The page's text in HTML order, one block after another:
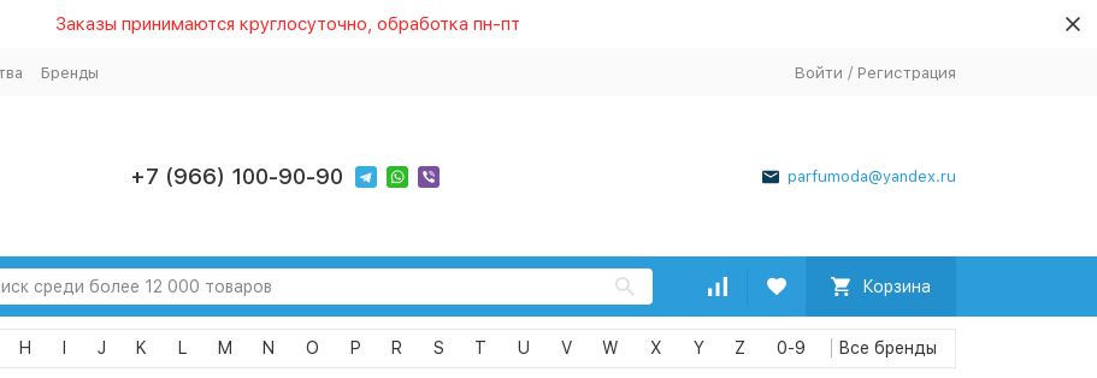
Заказы принимаются круглосуточно, обработка пн-пт
Бренды Войти / Регистрация
+7 (966) 100-90-90 parfumoda@yandex.ru
Корзина
H J K L M N O P R S T U V W X Y Z 0-9